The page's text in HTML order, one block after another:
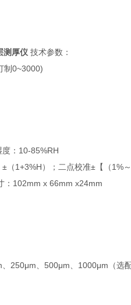
测厚仪 技术参数：
制0~3000)
：10-85%RH
（1+3%H）；二点校准±【（1%
：102mm x 66mm x24mm
250μm、500μm、1000μm（选